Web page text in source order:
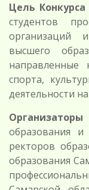
Цель Конкурса
студентов
организаций
высшего
направленные
спорта,
деятельности
образования и
ректоров
образования